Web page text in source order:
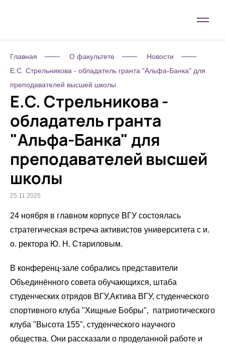
Главная О факультете
Новости
Е.С. Стрельникова - обладатель гранта "Альфа-Банка" для
преподавателей высшей школы
Е.С. Стрельникова -
обладатель гранта
"Альфа-Банка" для
преподавателей высшей
школы
25.11.2025
24 ноября в главном корпусе ВГУ состоялась
стратегическая встреча активистов университета с и.
о. ректора Ю. Н. Стариловым.
В конференц-зале собрались представители
Объединённого совета обучающихся, штаба
студенческих отрядов ВГУ,Актива ВГУ, студенческого
спортивного клуба "Хищные Бобры", патриотического
клуба "Высота 155", студенческого научного
общества. Они рассказали о проделанной работе и